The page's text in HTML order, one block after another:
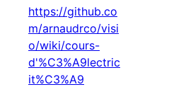
https://github.co
m/arnaudrco/visi
o/wiki/cours-
d'%C3%A9lectric
it%C3%A9